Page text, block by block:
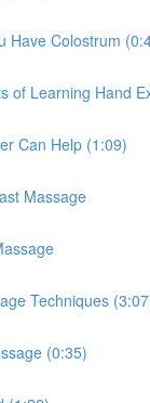
Have Colostrum
of Learning Hand
Can Help (1:09)
Massage
Techniques
(0:35)